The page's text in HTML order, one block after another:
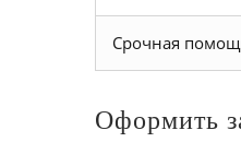
Срочная
Оформить